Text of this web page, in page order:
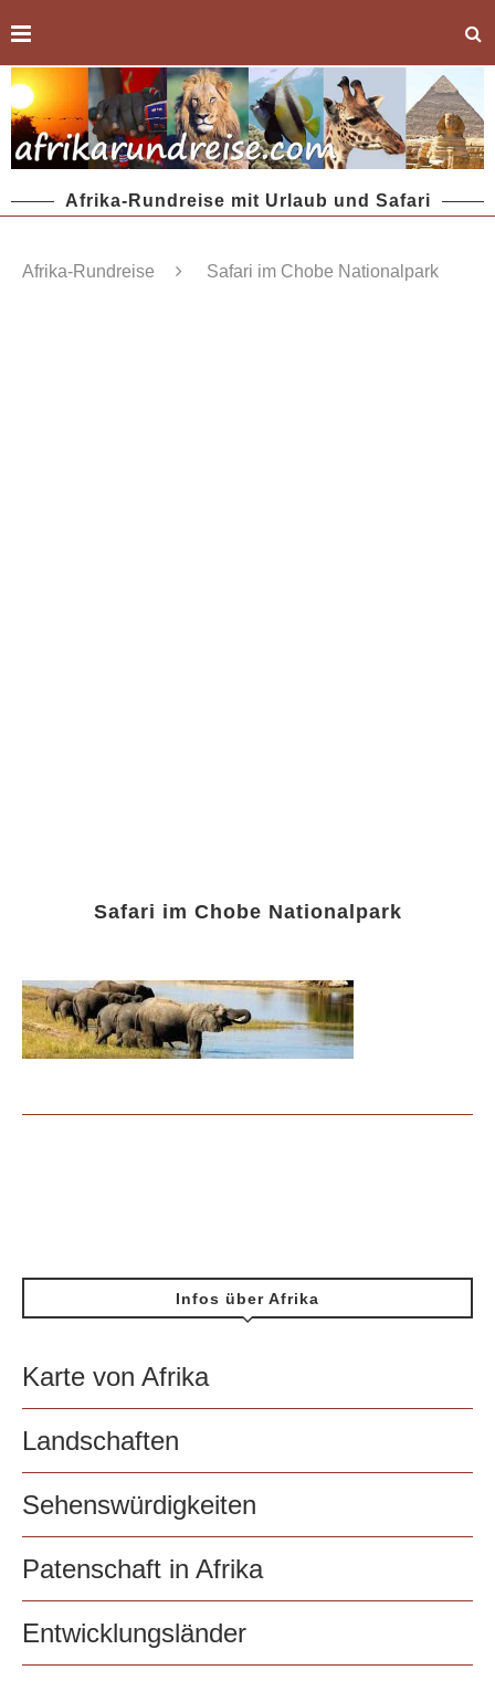
Afrika-Rundreise mit Urlaub und Safari
Afrika-Rundreise Safari im Chobe Nationalpark
Safari im Chobe Nationalpark
Infos über Afrika
Karte von Afrika
Landschaften
Sehenswürdigkeiten
Patenschaft in Afrika
Entwicklungsländer